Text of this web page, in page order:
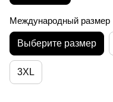
Международный размер
Выберите размер
3XL